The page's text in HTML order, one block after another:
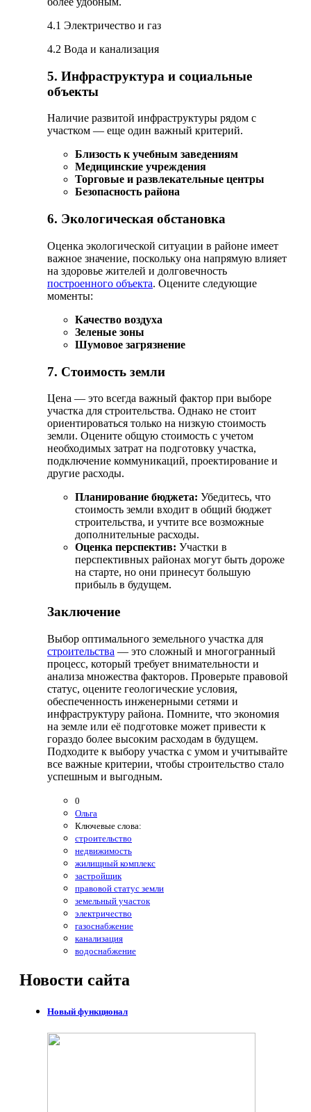
4.1 Электричество и газ
4.2 Вода и канализация
5. Инфраструктура и социальные
объекты
Наличие развитой инфраструктуры рядом с
участком — еще один важный критерий.
Близость к учебным заведениям
Медицинские учреждения
Торговые и развлекательные центры
Безопасность района
6. Экологическая обстановка
Оценка экологической ситуации в районе имеет
важное значение, поскольку она напрямую влияет
на здоровье жителей и долговечность
построенного объекта. Оцените следующие
моменты:
Качество воздуха
Зеленые зоны
Шумовое загрязнение
7. Стоимость земли
Цена — это всегда важный фактор при выборе
участка для строительства. Однако не стоит
ориентироваться только на низкую стоимость
земли. Оцените общую стоимость с учетом
необходимых затрат на подготовку участка,
подключение коммуникаций, проектирование и
другие расходы.
Планирование бюджета: Убедитесь, что
стоимость земли входит в общий бюджет
строительства, и учтите все возможные
дополнительные расходы.
Оценка перспектив: Участки в
перспективных районах могут быть дороже
на старте, но они принесут большую
прибыль в будущем.
Заключение
Выбор оптимального земельного участка для
строительства — это сложный и многогранный
процесс, который требует внимательности и
анализа множества факторов. Проверьте правовой
статус, оцените геологические условия,
обеспеченность инженерными сетями и
инфраструктуру района. Помните, что экономия
на земле или её подготовке может привести к
гораздо более высоким расходам в будущем.
Подходите к выбору участка с умом и учитывайте
все важные критерии, чтобы строительство стало
успешным и выгодным.
0
Ольга
Ключевые слова:
строительство
недвижимость
жилищный комплекс
застройщик
правовой статус земли
земельный участок
электричество
газоснабжение
канализация
водоснабжение
Новости сайта
Новый функционал